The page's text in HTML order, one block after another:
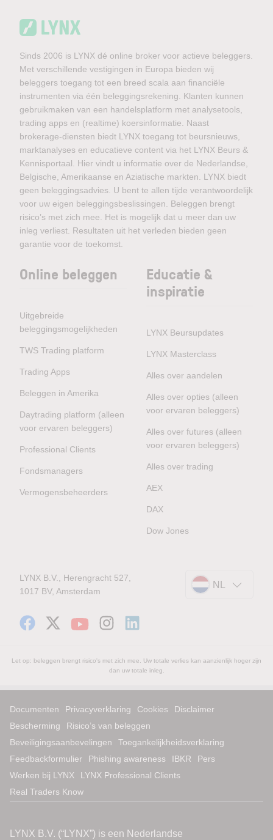
Sinds 2006 is LYNX dé online broker voor actieve beleggers.
Met verschillende vestigingen in Europa bieden wij
beleggers toegang tot een breed scala aan financiële
instrumenten via één beleggingsrekening. Klanten kunnen
gebruikmaken van een handelsplatform met analysetools,
trading apps en (realtime) koersinformatie. Naast
brokerage-diensten biedt LYNX toegang tot beursnieuws,
marktanalyses en educatieve content via het LYNX Beurs &
Kennisportaal. Hier vindt u informatie over de Nederlandse,
Belgische, Amerikaanse en Aziatische markten. LYNX biedt
geen beleggingsadvies. U bent te allen tijde verantwoordelijk
voor uw eigen beleggingsbeslissingen. Beleggen brengt
risico’s met zich mee. Het is mogelijk dat u meer dan uw
inleg verliest. Resultaten uit het verleden bieden geen
garantie voor de toekomst.
Online beleggen
Uitgebreide
beleggingsmogelijkheden
TWS Trading platform
Trading Apps
Beleggen in Amerika
Daytrading platform (alleen
voor ervaren beleggers)
Professional Clients
Fondsmanagers
Vermogensbeheerders
Educatie &
inspiratie
LYNX Beursupdates
LYNX Masterclass
Alles over aandelen
Alles over opties (alleen
voor ervaren beleggers)
Alles over futures (alleen
voor ervaren beleggers)
Alles over trading
AEX
DAX
Dow Jones
LYNX B.V., Herengracht 527,
1017 BV, Amsterdam
NL
Let op: beleggen brengt risico's met zich mee. Uw totale verlies kan aanzienlijk hoger zijn
dan uw totale inleg.
Documenten Privacyverklaring Cookies
Disclaimer
Bescherming
Risico’s van beleggen
Beveiligingsaanbevelingen
Toegankelijkheidsverklaring
Feedbackformulier
Phishing awareness IBKR
Pers
Werken bij LYNX
LYNX Professional Clients
Real Traders Know